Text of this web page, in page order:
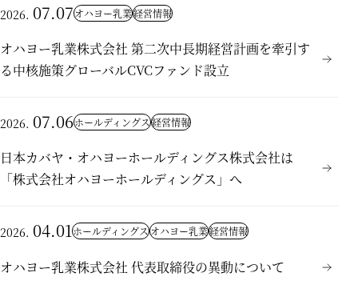
2026. 07.07オハヨー乳業経営情報
オハヨー乳業株式会社 第二次中長期経営計画を牽引す
る中核施策グローバルCVCファンド設立
2026. 07.06ホールディングス経営情報
日本カバヤ・オハヨーホールディングス株式会社は
「株式会社オハヨーホールディングス」へ
2026. 04.01ホールディングスオハヨー乳業経営情報
オハヨー乳業株式会社 代表取締役の異動について